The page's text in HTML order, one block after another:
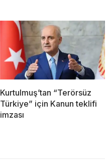
Kurtulmuş’tan “Terörsüz
Türkiye” için Kanun teklifi
imzası